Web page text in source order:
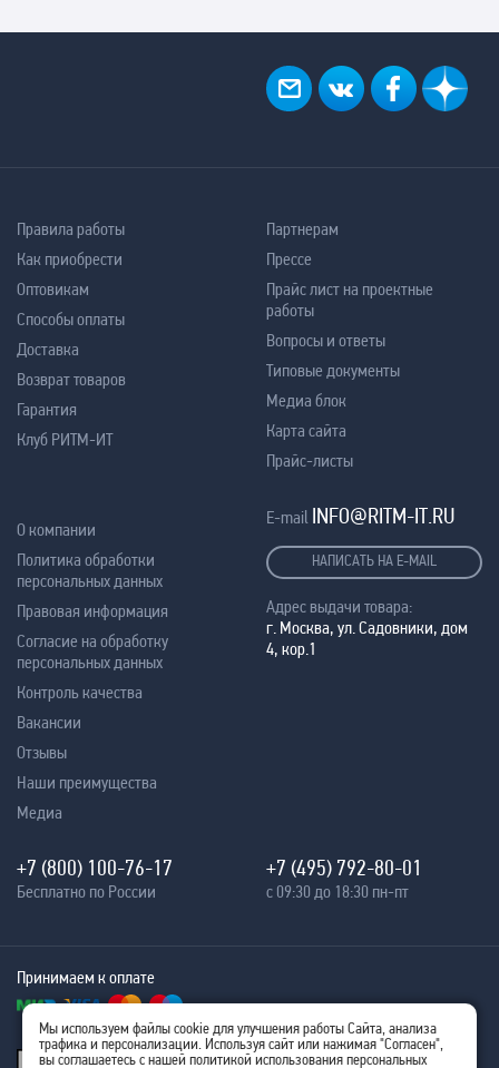
Правила работы
Как приобрести
Оптовикам
Способы оплаты
Доставка
Возврат товаров
Гарантия
Клуб РИТМ-ИТ
Партнерам
Прессе
Прайс лист на проектные
работы
Вопросы и ответы
Типовые документы
Медиа блок
Карта сайта
Прайс-листы
О компании
Политика обработки
персональных данных
Правовая информация
Согласие на обработку
персональных данных
Контроль качества
Вакансии
Отзывы
Наши преимущества
Медиа
E-mail INFO@RITM-IT.RU
НАПИСАТЬ НА E-MAIL
Адрес выдачи товара:
г. Москва, ул. Садовники, дом
4, кор.1
+7 (800) 100-76-17
Бесплатно по России
+7 (495) 792-80-01
с 09:30 до 18:30 пн-пт
Принимаем к оплате
® 2005 - 2026
Мы используем файлы cookie для улучшения работы Сайта, анализа
трафика и персонализации. Используя сайт или нажимая "Согласен",
вы соглашаетесь с нашей политикой использования персональных